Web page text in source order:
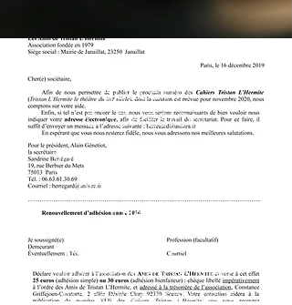
BULLETIN
D'ADHÉSION
Vous pouvez nous aider à
promouvoir Tristan
l'Hermite
Pour adhérer, vous pouvez soit
nous faire parvenir ce bulletin
d'adhésion ou en ligne, via le